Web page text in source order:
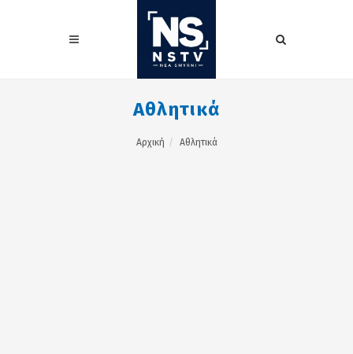
Αθλητικά
Αρχική Αθλητικά